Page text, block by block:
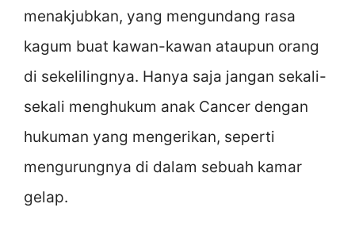
menakjubkan, yang mengundang rasa
kagum buat kawan-kawan ataupun orang
di sekelilingnya. Hanya saja jangan sekali-
sekali menghukum anak Cancer dengan
hukuman yang mengerikan, seperti
mengurungnya di dalam sebuah kamar
gelap.